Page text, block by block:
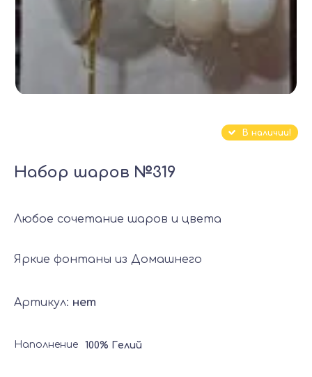
В наличии!
Набор шаров №319
Любое сочетание шаров и цвета
Яркие фонтаны из Домашнего
Артикул: нет
Наполнение 100% Гелий